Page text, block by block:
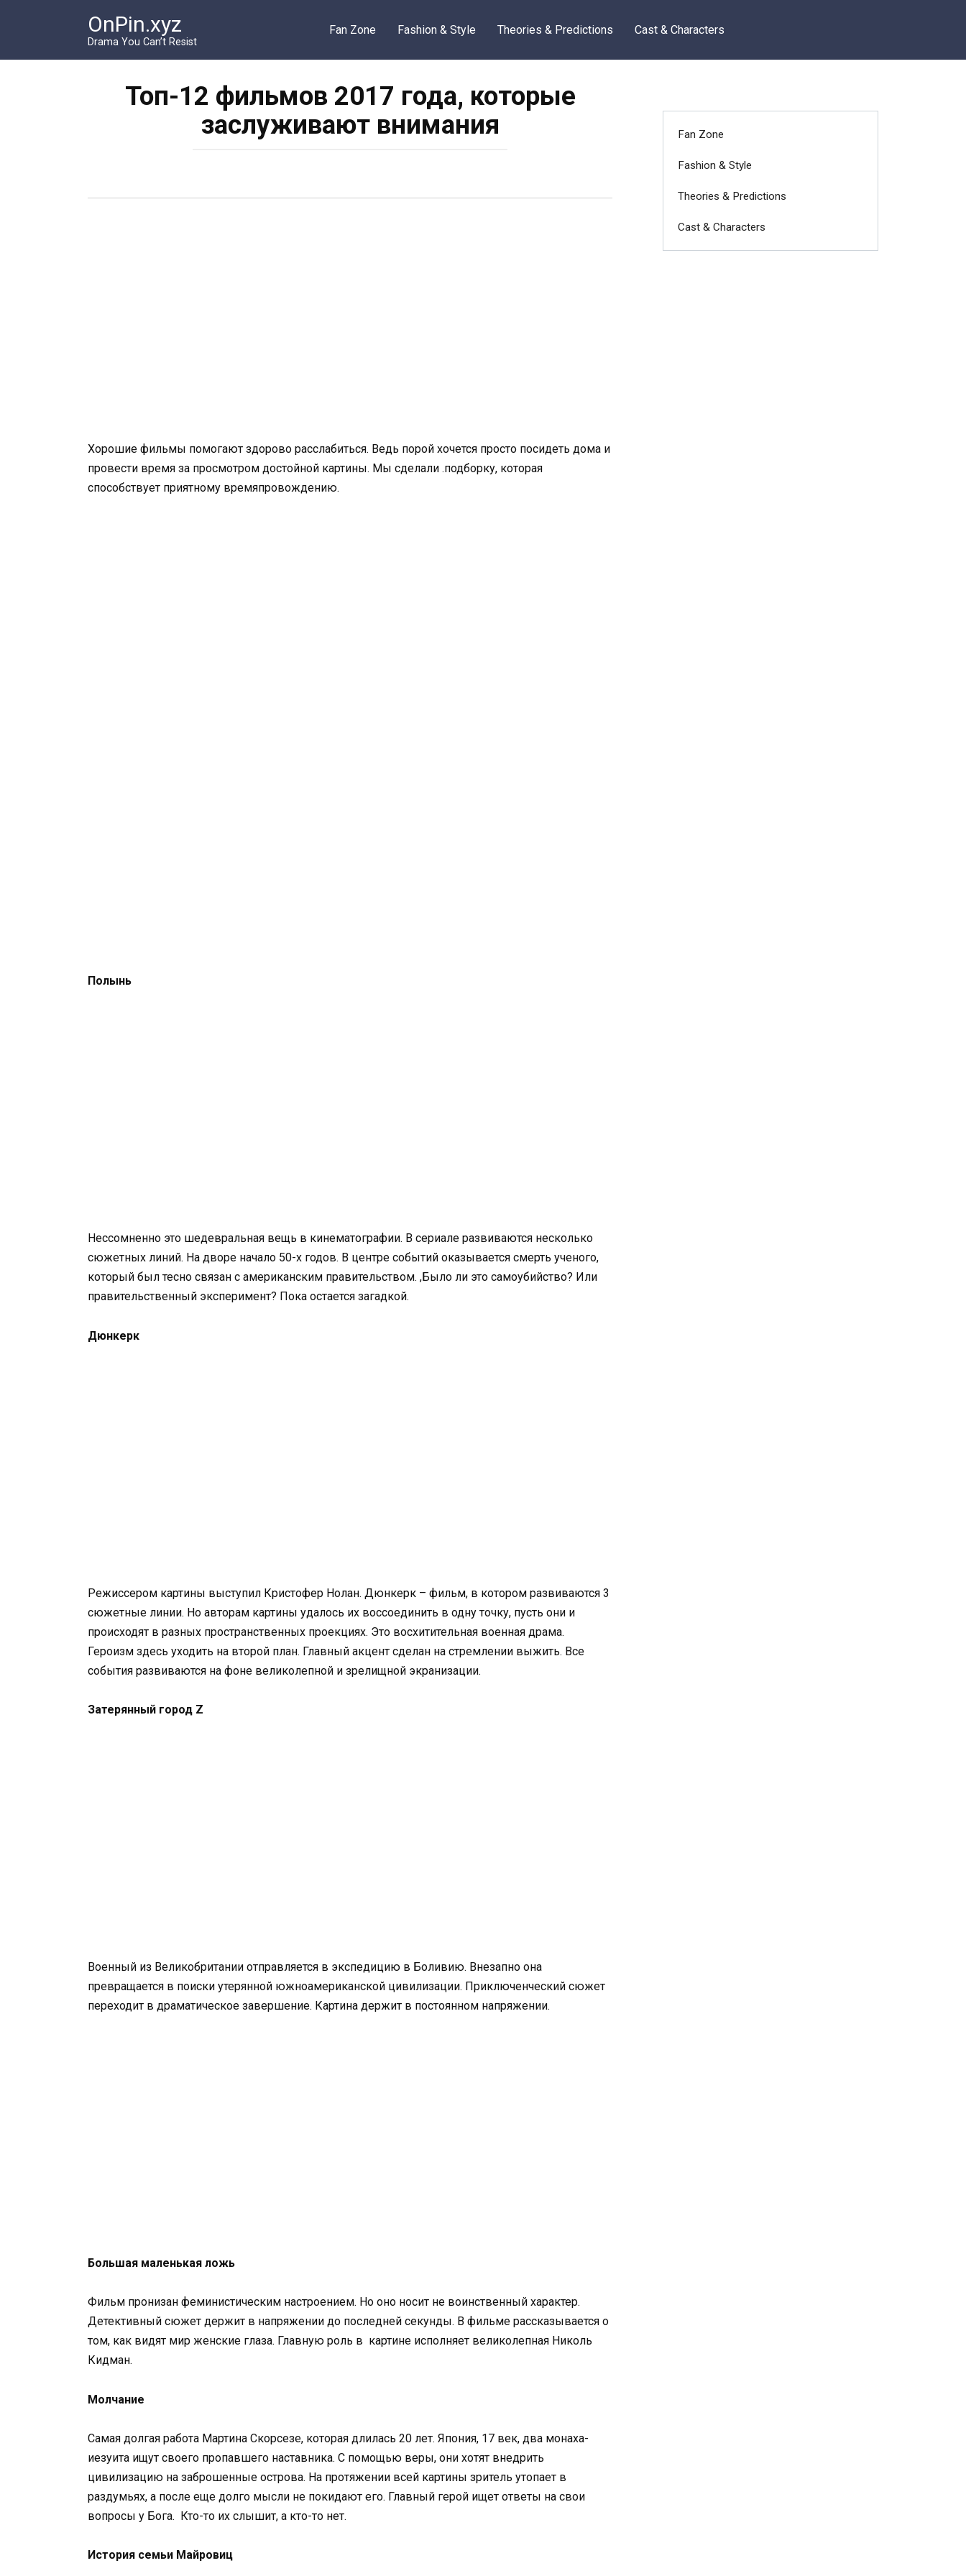
OnPin.xyz
Drama You Can’t Resist
Fan Zone Fashion & Style Theories & Predictions Cast & Characters
Топ-12 фильмов 2017 года, которые
заслуживают внимания
Хорошие фильмы помогают здорово расслабиться. Ведь порой хочется просто посидеть дома и
провести время за просмотром достойной картины. Мы сделали .подборку, которая
способствует приятному времяпровождению.
Полынь
Нессомненно это шедевральная вещь в кинематографии. В сериале развиваются несколько
сюжетных линий. На дворе начало 50-х годов. В центре событий оказывается смерть ученого,
который был тесно связан с американским правительством. ,Было ли это самоубийство? Или
правительственный эксперимент? Пока остается загадкой.
Дюнкерк
Режиссером картины выступил Кристофер Нолан. Дюнкерк – фильм, в котором развиваются 3
сюжетные линии. Но авторам картины удалось их воссоединить в одну точку, пусть они и
происходят в разных пространственных проекциях. Это восхитительная военная драма.
Героизм здесь уходить на второй план. Главный акцент сделан на стремлении выжить. Все
события развиваются на фоне великолепной и зрелищной экранизации.
Затерянный город Z
Военный из Великобритании отправляется в экспедицию в Боливию. Внезапно она
превращается в поиски утерянной южноамериканской цивилизации. Приключенческий сюжет
переходит в драматическое завершение. Картина держит в постоянном напряжении.
Большая маленькая ложь
Фильм пронизан феминистическим настроением. Но оно носит не воинственный характер.
Детективный сюжет держит в напряжении до последней секунды. В фильме рассказывается о
том, как видят мир женские глаза. Главную роль в картине исполняет великолепная Николь
Кидман.
Молчание
Самая долгая работа Мартина Скорсезе, которая длилась 20 лет. Япония, 17 век, два монаха-
иезуита ищут своего пропавшего наставника. С помощью веры, они хотят внедрить
цивилизацию на заброшенные острова. На протяжении всей картины зритель утопает в
раздумьях, а после еще долго мысли не покидают его. Главный герой ищет ответы на свои
вопросы у Бога. Кто-то их слышит, а кто-то нет.
История семьи Майровиц
Fan Zone
Fashion & Style
Theories & Predictions
Cast & Characters